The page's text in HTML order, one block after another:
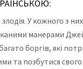
У кожного з
манерами
боргів, які
та позбутися